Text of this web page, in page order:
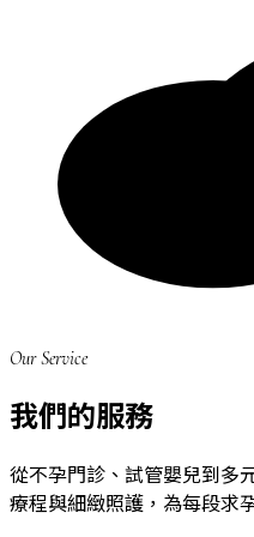
Our Service
我們的服務
從不孕門診、試管嬰兒到多
療程與細緻照護，為每段求